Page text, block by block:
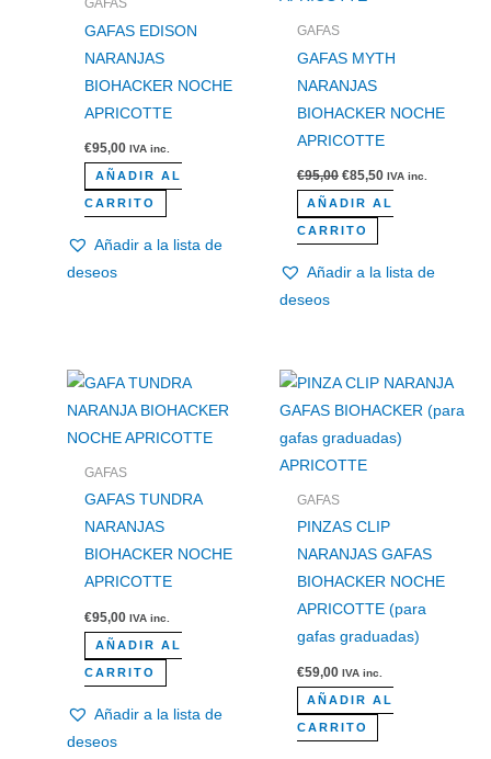
GAFAS EDISON
NARANJAS
BIOHACKER NOCHE
APRICOTTE
€95,00 IVA inc.
AÑADIR AL
CARRITO
Añadir a la lista de
deseos
GAFAS
GAFAS MYTH
NARANJAS
BIOHACKER NOCHE
APRICOTTE
€95,00 €85,50 IVA inc.
AÑADIR AL
CARRITO
Añadir a la lista de
deseos
GAFAS
GAFAS TUNDRA
NARANJAS
BIOHACKER NOCHE
APRICOTTE
€95,00 IVA inc.
AÑADIR AL
CARRITO
Añadir a la lista de
deseos
GAFAS
PINZAS CLIP
NARANJAS GAFAS
BIOHACKER NOCHE
APRICOTTE (para
gafas graduadas)
€59,00 IVA inc.
AÑADIR AL
CARRITO